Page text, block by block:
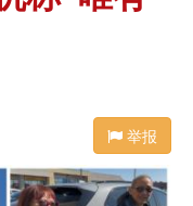
举报